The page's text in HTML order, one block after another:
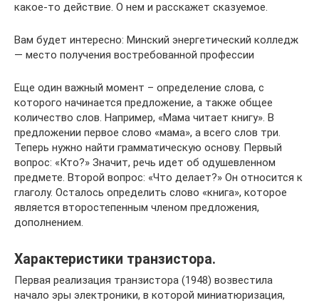
какое-то действие. О нем и расскажет сказуемое.
Вам будет интересно: Минский энергетический колледж
— место получения востребованной профессии
Еще один важный момент – определение слова, с
которого начинается предложение, а также общее
количество слов. Например, «Мама читает книгу». В
предложении первое слово «мама», а всего слов три.
Теперь нужно найти грамматическую основу. Первый
вопрос: «Кто?» Значит, речь идет об одушевленном
предмете. Второй вопрос: «Что делает?» Он относится к
глаголу. Осталось определить слово «книга», которое
является второстепенным членом предложения,
дополнением.
Характеристики транзистора.
Первая реализация транзистора (1948) возвестила
начало эры электроники, в которой миниатюризация,